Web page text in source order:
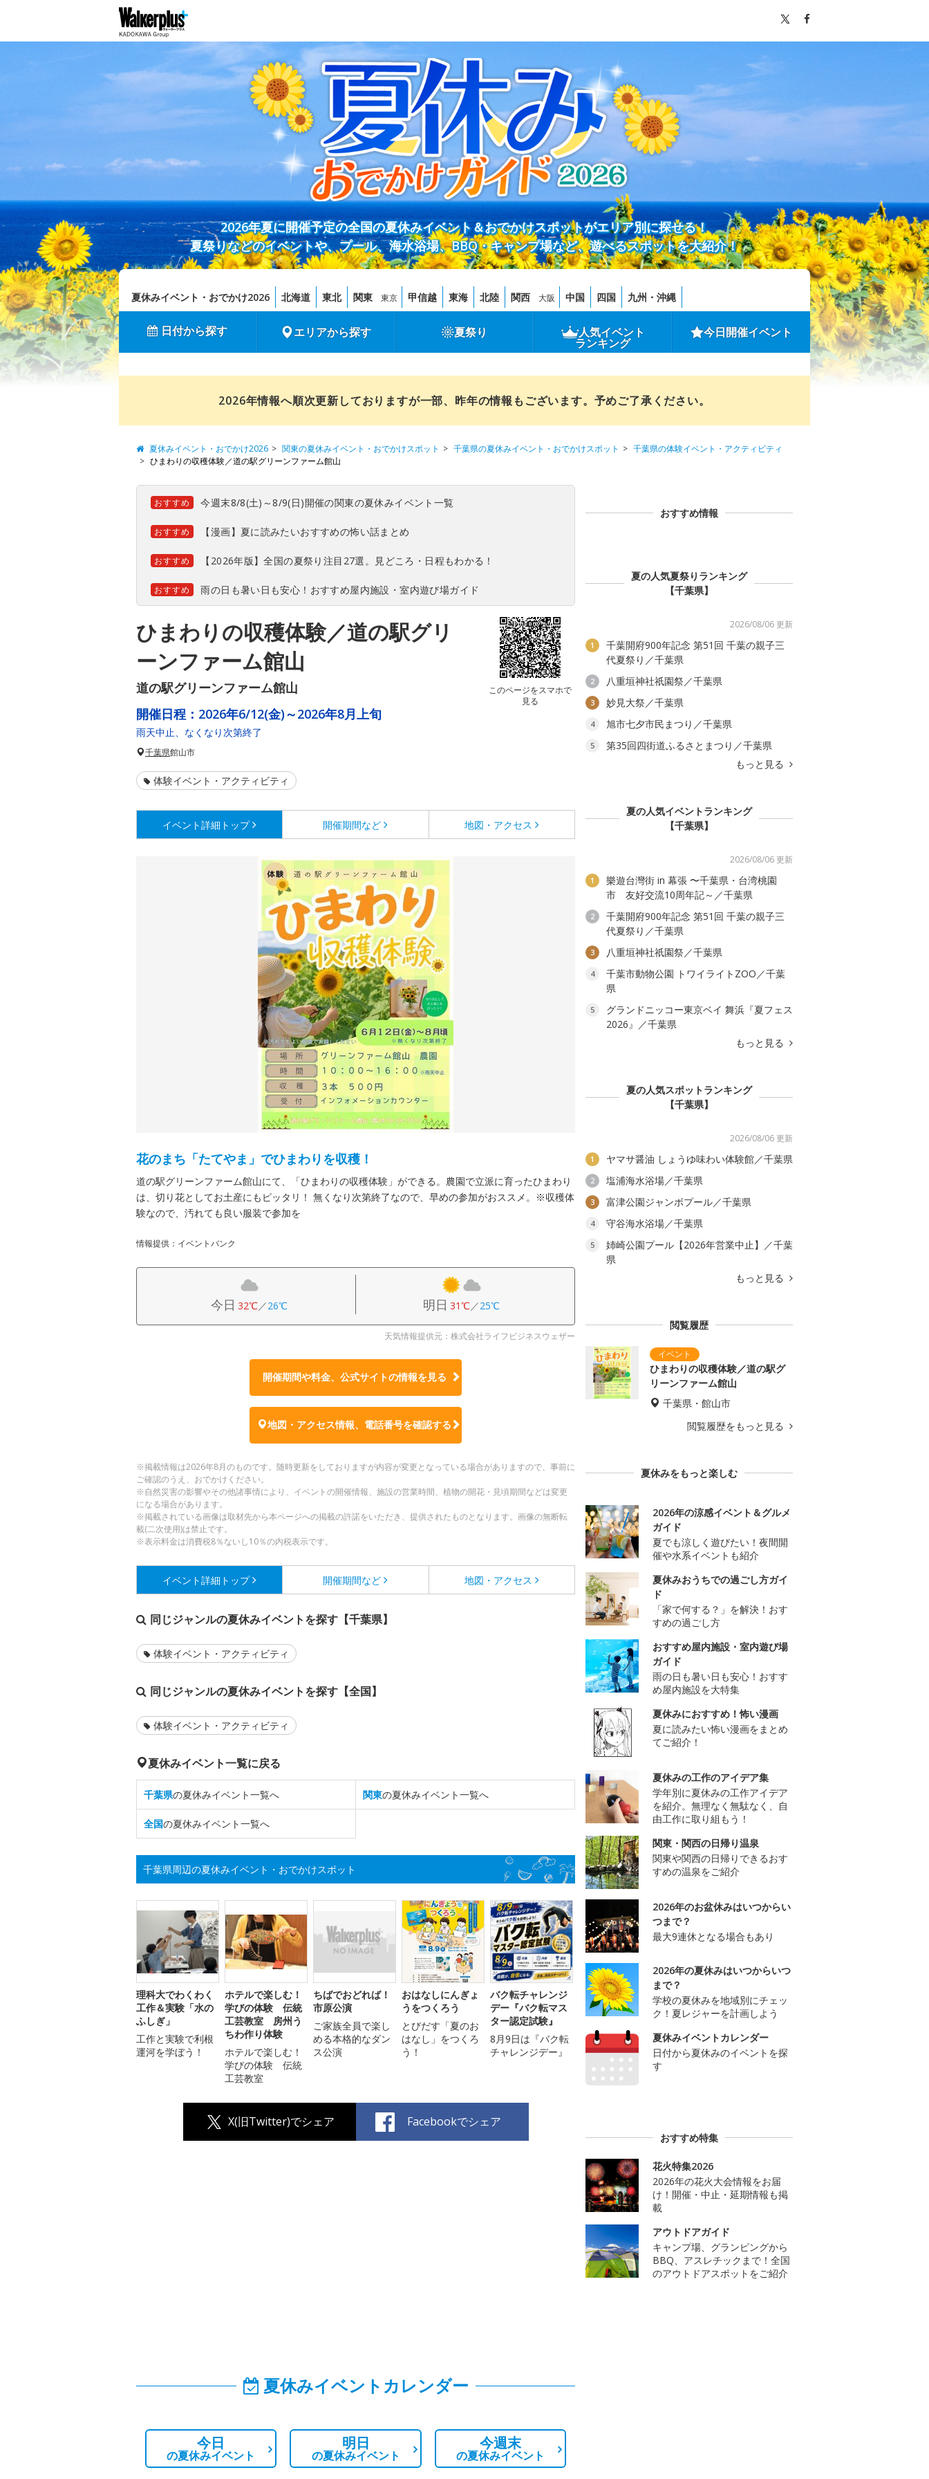
2026年夏に開催予定の全国の夏休みイベント＆おでかけスポットがエリア別に探せる！
夏祭りなどのイベントや、プール、海水浴場、BBQ・キャンプ場など、遊べるスポットを大紹介！
夏休みイベント・おでかけ2026 北海道 東北 関東 東京 甲信越 東海 北陸 関西 大阪 中国 四国 九州・沖縄
日付から探す エリアから探す 夏祭り 人気イベント
ランキング
今日開催イベント
2026年情報へ順次更新しておりますが一部、昨年の情報もございます。予めご了承ください。
夏休みイベント・おでかけ2026 関東の夏休みイベント・おでかけスポット 千葉県の夏休みイベント・おでかけスポット
千葉県の体験イベント・アクティビティ
ひまわりの収穫体験／道の駅グリーンファーム館山
おすすめ 今週末8/8(土)～8/9(日)開催の関東の夏休みイベント一覧
おすすめ 【漫画】夏に読みたいおすすめの怖い話まとめ
おすすめ 【2026年版】全国の夏祭り注目27選。見どころ・日程もわかる！
おすすめ 雨の日も暑い日も安心！おすすめ屋内施設・室内遊び場ガイド
ひまわりの収穫体験／道の駅グリ
ーンファーム館山
道の駅グリーンファーム館山
このページをスマホで
見る
開催日程： 2026年6/12(金)～2026年8月上旬
雨天中止、なくなり次第終了
千葉県館山市
体験イベント・アクティビティ
イベント詳細 トップ 開催期間など 地図・アクセス
花のまち「たてやま」でひまわりを収穫！
道の駅グリーンファーム館山にて、「ひまわりの収穫体験」ができる。農園で立派に育ったひまわり
は、切り花としてお土産にもピッタリ！ 無くなり次第終了なので、早めの参加がおススメ。※収穫体
験なので、汚れても良い服装で参加を
情報提供：イベントバンク
今日 32℃／26℃ 明日 31℃／25℃
天気情報提供元：株式会社ライフビジネスウェザー
開催期間や料金、公式サイトの情報を見る
地図・アクセス情報、電話番号を確認する
※掲載情報は2026年8月のものです。随時更新をしておりますが内容が変更となっている場合がありますので、事前に
ご確認のうえ、おでかけください。
※自然災害の影響やその他諸事情により、イベントの開催情報、施設の営業時間、植物の開花・見頃期間などは変更
になる場合があります。
※掲載されている画像は取材先から本ページへの掲載の許諾をいただき、提供されたものとなります。画像の無断転
載(二次使用)は禁止です。
※表示料金は消費税8％ないし10％の内税表示です。
イベント詳細 トップ 開催期間など 地図・アクセス
同じジャンルの夏休みイベントを探す【千葉県】
体験イベント・アクティビティ
同じジャンルの夏休みイベントを探す【全国】
体験イベント・アクティビティ
夏休みイベント一覧に戻る
千葉県の夏休みイベント一覧へ 関東の夏休みイベント一覧へ
全国の夏休みイベント一覧へ
千葉県周辺の夏休みイベント・おでかけスポット
理科大でわくわく
工作＆実験「水の
ふしぎ」
工作と実験で利根
運河を学ぼう！
ホテルで楽しむ！
学びの体験 伝統
工芸教室 房州う
ちわ作り体験
ホテルで楽しむ！
学びの体験 伝統
工芸教室
ちばでおどれば！
市原公演
ご家族全員で楽し
める本格的なダン
ス公演
おはなしにんぎょ
うをつくろう
とびだす「夏のお
はなし」をつくろ
う！
バク転チャレンジ
デー『バク転マス
ター認定試験』
8月9日は『バク転
チャレンジデー』
X(旧Twitter)でシェア Facebookでシェア
夏休みイベントカレンダー
今日
の夏休みイベント
明日
の夏休みイベント
今週末
の夏休みイベント
おすすめ情報
夏の人気夏祭りランキング
【千葉県】
2026/08/06 更新
1
千葉開府900年記念 第51回 千葉の親子三
代夏祭り／千葉県
2 八重垣神社祇園祭／千葉県
3 妙見大祭／千葉県
4 旭市七夕市民まつり／千葉県
5
第35回四街道ふるさとまつり／千葉県
もっと見る
夏の人気イベントランキング
【千葉県】
2026/08/06 更新
1
樂遊台灣街 in 幕張 〜千葉県・台湾桃園
市 友好交流10周年記～／千葉県
2
千葉開府900年記念 第51回 千葉の親子三
代夏祭り／千葉県
3 八重垣神社祇園祭／千葉県
4
千葉市動物公園 トワイライトZOO／千葉
県
5
グランドニッコー東京ベイ 舞浜『夏フェス
2026』／千葉県
もっと見る
夏の人気スポットランキング
【千葉県】
2026/08/06 更新
1 ヤマサ醤油 しょうゆ味わい体験館／千葉県
2 塩浦海水浴場／千葉県
3 富津公園ジャンボプール／千葉県
4 守谷海水浴場／千葉県
5
姉崎公園プール【2026年営業中止】／千葉
県
もっと見る
閲覧履歴
ひまわりの収穫体験／道の駅グ
リーンファーム館山
千葉県・館山市
閲覧履歴をもっと見る
夏休みをもっと楽しむ
2026年の涼感イベント＆グルメ
ガイド
夏でも涼しく遊びたい！夜間開
催や水系イベントも紹介
夏休みおうちでの過ごし方ガイ
ド
「家で何する？」を解決！おす
すめの過ごし方
おすすめ屋内施設・室内遊び場
ガイド
雨の日も暑い日も安心！おすす
め屋内施設を大特集
夏休みにおすすめ！怖い漫画
夏に読みたい怖い漫画をまとめ
てご紹介！
夏休みの工作のアイデア集
学年別に夏休みの工作アイデア
を紹介。無理なく無駄なく、自
由工作に取り組もう！
関東・関西の日帰り温泉
関東や関西の日帰りできるおす
すめの温泉をご紹介
2026年のお盆休みはいつからい
つまで？
最大9連休となる場合もあり
2026年の夏休みはいつからいつ
まで？
学校の夏休みを地域別にチェッ
ク！夏レジャーを計画しよう
夏休みイベントカレンダー
日付から夏休みのイベントを探
す
おすすめ特集
花火特集2026
2026年の花火大会情報をお届
け！開催・中止・延期情報も掲
載
アウトドアガイド
キャンプ場、グランピングから
BBQ、アスレチックまで！全国
のアウトドアスポットをご紹介